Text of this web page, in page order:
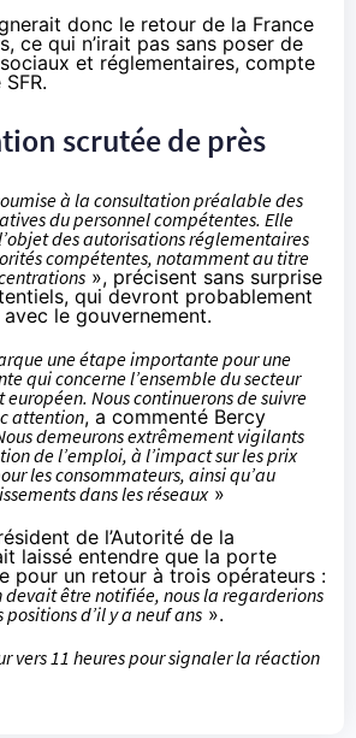
donc le retour de la France
ce qui n’irait pas sans poser de
et réglementaires, compte
scrutée de près
à la consultation préalable des
du personnel compétentes. Elle
des autorisations réglementaires
compétentes, notamment au titre
», précisent sans surprise
qui devront probablement
le gouvernement.
une étape importante pour une
qui concerne l’ensemble du secteur
Nous continuerons de suivre
attention, a commenté Bercy
demeurons extrêmement vigilants
de l’emploi, à l’impact sur les prix
les consommateurs, ainsi qu’au
dans les réseaux»
de l’Autorité de la
laissé entendre que la porte
pour un retour à trois opérateurs :
être notifiée, nous la regarderions
positions d’il y a neuf ans ».
vers 11 heures pour signaler la réaction